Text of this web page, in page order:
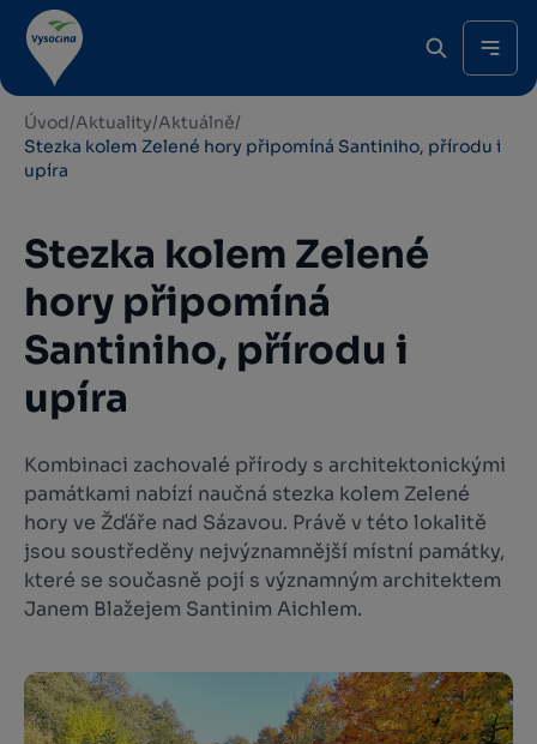
Úvod/Aktuality/Aktuálně/
Stezka kolem Zelené hory připomíná Santiniho, přírodu i
upíra
Stezka kolem Zelené
hory připomíná
Santiniho, přírodu i
upíra
Kombinaci zachovalé přírody s architektonickými
památkami nabízí naučná stezka kolem Zelené
hory ve Žďáře nad Sázavou. Právě v této lokalitě
jsou soustředěny nejvýznamnější místní památky,
které se současně pojí s významným architektem
Janem Blažejem Santinim Aichlem.